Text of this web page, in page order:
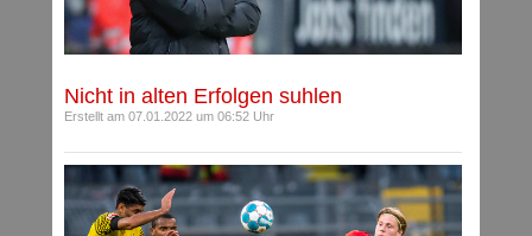
Nicht in alten Erfolgen suhlen
Erstellt am 07.01.2022 um 06:52 Uhr